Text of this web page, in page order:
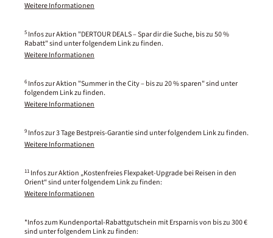
Weitere Informationen
5 Infos zur Aktion "DERTOUR DEALS – Spar dir die Suche, bis zu 50 %
Rabatt" sind unter folgendem Link zu finden.
Weitere Informationen
6 Infos zur Aktion "Summer in the City – bis zu 20 % sparen" sind unter
folgendem Link zu finden.
Weitere Informationen
9 Infos zur 3 Tage Bestpreis-Garantie sind unter folgendem Link zu finden.
Weitere Informationen
11 Infos zur Aktion „Kostenfreies Flexpaket-Upgrade bei Reisen in den
Orient“ sind unter folgendem Link zu finden:
Weitere Informationen
*Infos zum Kundenportal-Rabattgutschein mit Ersparnis von bis zu 300 €
sind unter folgendem Link zu finden: